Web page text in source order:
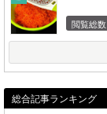
閲覧総
総合記事ランキング